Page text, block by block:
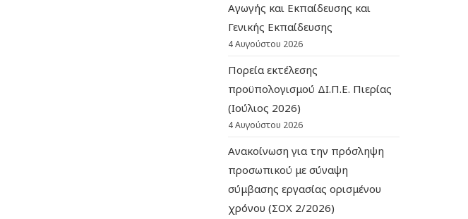
Αγωγής και Εκπαίδευσης και
Γενικής Εκπαίδευσης
4 Αυγούστου 2026
Πορεία εκτέλεσης
προϋπολογισμού ΔΙ.Π.Ε. Πιερίας
(Ιούλιος 2026)
4 Αυγούστου 2026
Ανακοίνωση για την πρόσληψη
προσωπικού με σύναψη
σύμβασης εργασίας ορισμένου
χρόνου (ΣΟΧ 2/2026)